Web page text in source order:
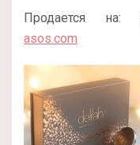
Продается на:
asos.com